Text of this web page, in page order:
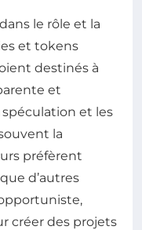
le rôle et la
et tokens
destinés à
et
et les
la
préfèrent
d’autres
créer des projets